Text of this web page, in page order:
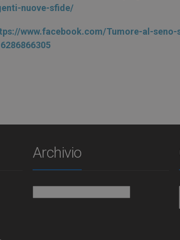
nuove-sfide/
www.facebook.com/Tumore-al-
Archivio